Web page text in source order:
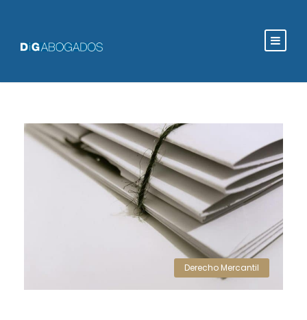
Derecho Mercantil